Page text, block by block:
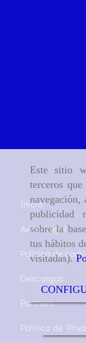
Este sitio
terceros
navegación,
publicidad
sobre la
tus hábitos
visitadas).
Inicio
Aviso Legal
Política de
Descargas
Partners
Política de